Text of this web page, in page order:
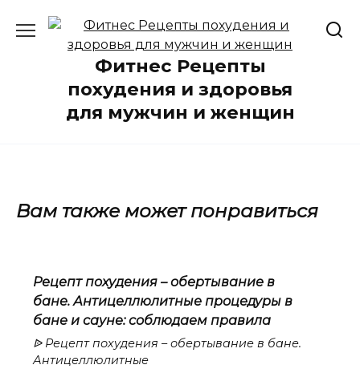
содержанию
Фитнес Рецепты
похудения и здоровья
для мужчин и женщин
Вам также может понравиться
Рецепт похудения – обертывание в
бане. Антицеллюлитные процедуры в
бане и сауне: соблюдаем правила
ᐉ Рецепт похудения – обертывание в бане.
Антицеллюлитные